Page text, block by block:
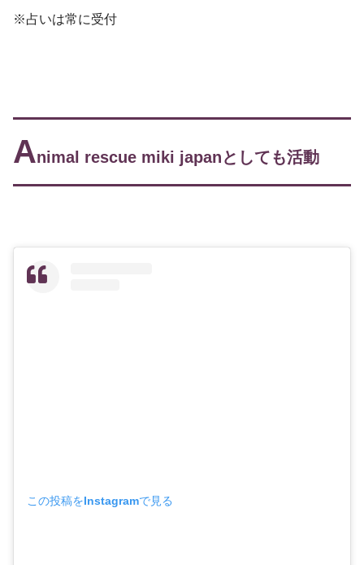
※占いは常に受付
Animal rescue miki japanとしても活動
この投稿をInstagramで見る